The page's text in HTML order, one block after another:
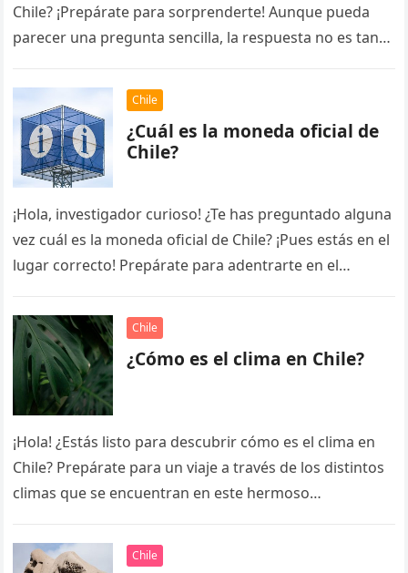
Chile? ¡Prepárate para sorprenderte! Aunque pueda
parecer una pregunta sencilla, la respuesta no es tan
Chile
¿Cuál es la moneda oficial de
Chile?
¡Hola, investigador curioso! ¿Te has preguntado alguna
vez cuál es la moneda oficial de Chile? ¡Pues estás en el
lugar correcto! Prepárate para adentrarte en el
Chile
¿Cómo es el clima en Chile?
¡Hola! ¿Estás listo para descubrir cómo es el clima en
Chile? Prepárate para un viaje a través de los distintos
climas que se encuentran en este hermoso…
Chile